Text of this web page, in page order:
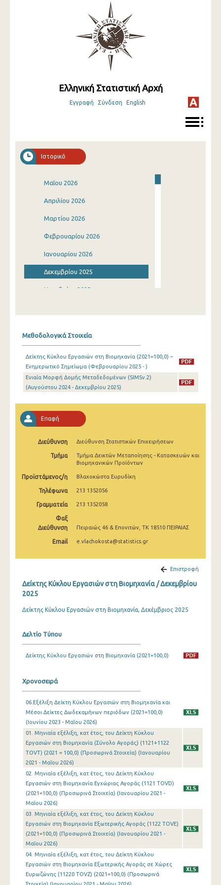
Ελληνική Στατιστική Αρχή
Εγγραφή Σύνδεση English
Ιστορικό
Μαΐου 2026
Απριλίου 2026
Μαρτίου 2026
Φεβρουαρίου 2026
Ιανουαρίου 2026
Δεκεμβρίου 2025
Νοεμβρίου 2025
Ιουλίου 2025
Ιουνίου 2025
Απριλίου 2025
Ιανουαρίου 2025
Νοεμβρίου 2024
Οκτωβρίου 2024
Σεπτεμβρίου 2024
Μαΐου 2024
Μαρτίου 2024
Ιανουαρίου 2024
Δεκεμβρίου 2023
Νοεμβρίου 2023
Οκτωβρίου 2023
Σεπτεμβρίου 2023
Αυγούστου 2023
Ιουλίου 2023
Ιουνίου 2023
Μαΐου 2023
Απριλίου 2023
Μαρτίου 2023
Φεβρουαρίου 2023
Μεθοδολογικά Στοιχεία
Δείκτης Κύκλου Εργασιών στη Βιομηχανία (2021=100,0) –
Ενημερωτικό Σημείωμα (Φεβρουαρίου 2025 - )
Ενιαία Μορφή Δομής Μεταδεδομένων (SIMSv.2)
(Αυγούστου 2024 - Δεκεμβρίου 2025)
Επαφή
Διεύθυνση Διεύθυνση Στατιστικών Επιχειρήσεων
Τμήμα
Τμήμα Δεικτών Μεταποίησης - Κατασκευών και
Βιομηχανικών Προϊόντων
Προϊστάμενος/η Βλαχοκώστα Ευρυδίκη
Τηλέφωνα 213 1352056
Γραμματεία 213 1352058
Φαξ
Διεύθυνση
Πειραιώς 46 & Επονιτών, ΤΚ 18510 ΠΕΙΡΑΙΑΣ
Email e.vlachokosta@statistics.gr
Επιστροφή
Δείκτης Κύκλου Εργασιών στη Βιομηχανία / Δεκεμβρίου
2025
Δείκτης Κύκλου Εργασιών στη Βιομηχανία, Δεκέμβριος 2025
Δελτίο Τύπου
Δείκτης Κύκλου Εργασιών στη Βιομηχανία (2021=100,0)
Χρονοσειρά
06.Εξέλιξη Δείκτη Κύκλου Εργασιών στη Βιομηχανία και
Μέσοι Δείκτες Δωδεκαμήνων περιόδων (2021=100,0)
(Ιουνίου 2023 - Μαΐου 2026)
01. Μηνιαία εξέλιξη, κατ έτος, του Δείκτη Κύκλου
Εργασιών στη Βιομηχανία (Σύνολο Αγοράς) (1121+1122
TOVT) (2021 = 100,0) (Προσωρινά Στοιχεία) (Ιανουαρίου
2021 - Μαΐου 2026)
02. Μηνιαία εξέλιξη, κατ έτος, του Δείκτη Κύκλου
Εργασιών στη Βιομηχανία Εγχώριας Αγοράς (1121 TOVD)
(2021=100,0) (Προσωρινά Στοιχεία) (Ιανουαρίου 2021 -
Μαΐου 2026)
03. Μηνιαία εξέλιξη, κατ έτος, του Δείκτη Κύκλου
Εργασιών στη Βιομηχανία Εξωτερικής Αγοράς (1122 TOVE)
(2021=100,0) (Προσωρινά Στοιχεία) (Ιανουαρίου 2021 -
Μαΐου 2026)
04. Μηνιαία εξέλιξη, κατ έτος, του Δείκτη Κύκλου
Εργασιών στη Βιομηχανία Εξωτερικής Αγοράς σε Χώρες
Ευρωζώνης (11220 TOVZ) (2021=100,0) (Προσωρινά